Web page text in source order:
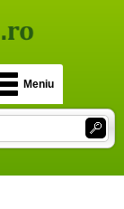
Meniu